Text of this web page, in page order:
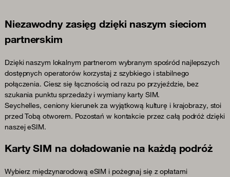
Niezawodny zasięg dzięki naszym sieciom
partnerskim
Dzięki naszym lokalnym partnerom wybranym spośród najlepszych
dostępnych operatorów korzystaj z szybkiego i stabilnego
połączenia. Ciesz się łącznością od razu po przyjeździe, bez
szukania punktu sprzedaży i wymiany karty SIM.
Seychelles, ceniony kierunek za wyjątkową kulturę i krajobrazy, stoi
przed Tobą otworem. Pozostań w kontakcie przez całą podróż dzięki
naszej eSIM.
Karty SIM na doładowanie na każdą podróż
Wybierz międzynarodową eSIM i pożegnaj się z opłatami